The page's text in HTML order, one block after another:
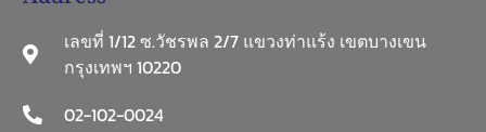
เลขที่ 1/12 ซ.วัชรพล 2/7 แขวงท่าแร้ง เขตบางเขน
กรุงเทพฯ 10220
02-102-0024